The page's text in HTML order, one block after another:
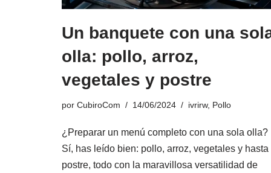
Un banquete con una
olla: pollo, arroz,
vegetales y postre
por CubiroCom 14/06/2024 ivrirw, Pollo
¿Preparar un menú completo con una sola olla?
Sí, has leído bien: pollo, arroz, vegetales y hasta
postre, todo con la maravillosa versatilidad de